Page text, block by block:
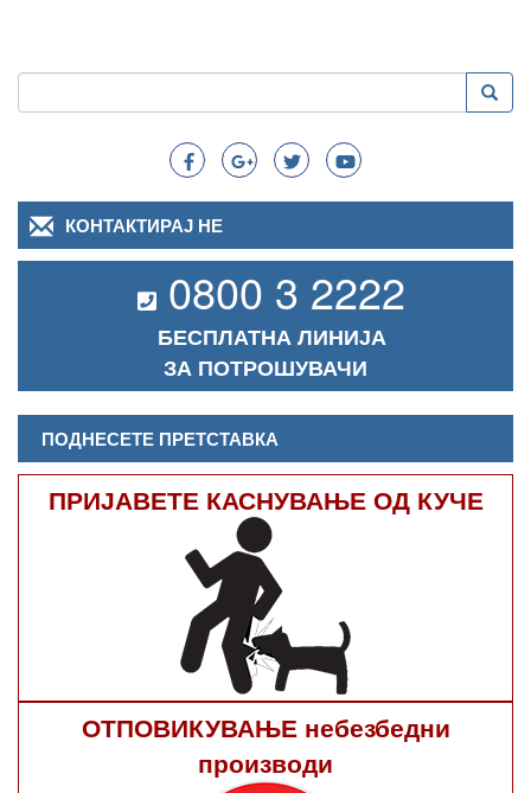
Search
Пребарување
КОНТАКТИРАЈ НЕ
0800 3 2222
БЕСПЛАТНА ЛИНИЈА
ЗА ПОТРОШУВАЧИ
ПОДНЕСЕТЕ ПРЕТСТАВКА
ПРИЈАВЕТЕ КАСНУВАЊЕ ОД КУЧЕ
ОТПОВИКУВАЊЕ небезбедни
производи